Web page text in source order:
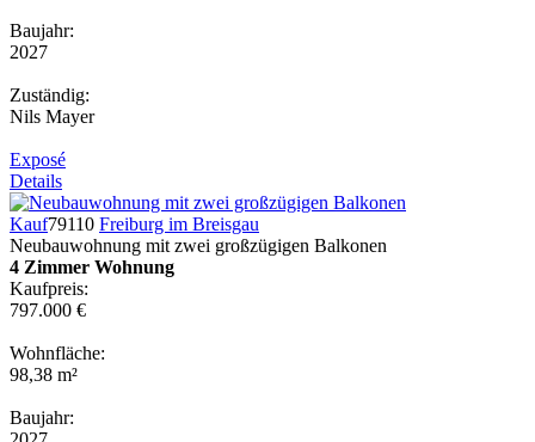
Baujahr:
2027
Zuständig:
Nils Mayer
Exposé
Details
Kauf79110 Freiburg im Breisgau
Neubauwohnung mit zwei großzügigen Balkonen
4 Zimmer Wohnung
Kaufpreis:
797.000 €
Wohnfläche:
98,38 m²
Baujahr: